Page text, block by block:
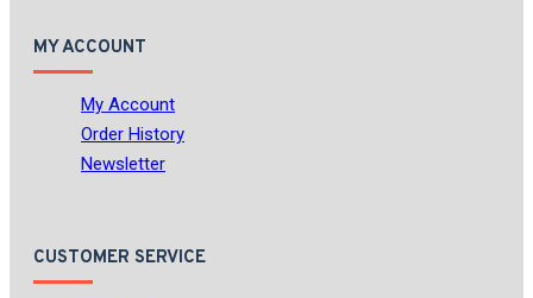
MY ACCOUNT
My Account
Order History
Newsletter
CUSTOMER SERVICE